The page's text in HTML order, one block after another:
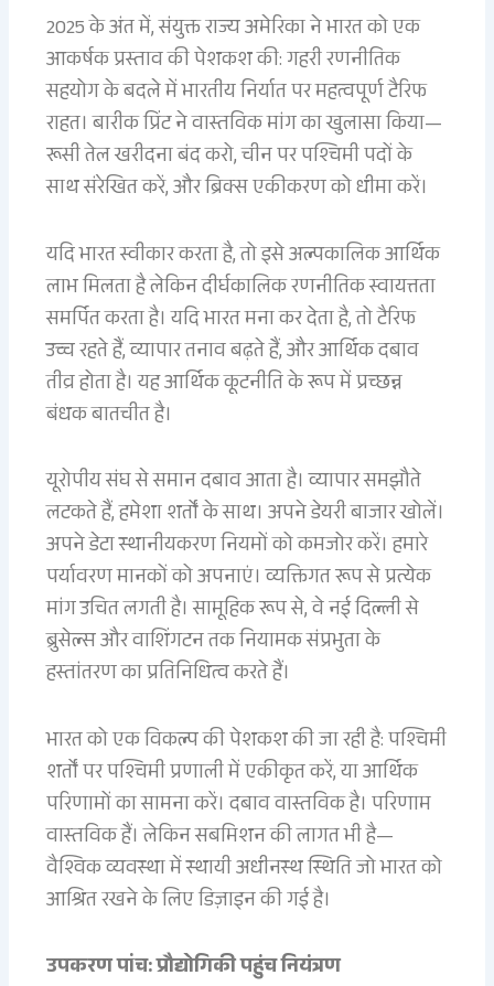
2025 के अंत में, संयुक्त राज्य अमेरिका ने भारत को एक
आकर्षक प्रस्ताव की पेशकश की: गहरी रणनीतिक
सहयोग के बदले में भारतीय निर्यात पर महत्वपूर्ण टैरिफ
राहत। बारीक प्रिंट ने वास्तविक मांग का खुलासा किया—
रूसी तेल खरीदना बंद करो, चीन पर पश्चिमी पदों के
साथ संरेखित करें, और ब्रिक्स एकीकरण को धीमा करें।
यदि भारत स्वीकार करता है, तो इसे अल्पकालिक आर्थिक
लाभ मिलता है लेकिन दीर्घकालिक रणनीतिक स्वायत्तता
समर्पित करता है। यदि भारत मना कर देता है, तो टैरिफ
उच्च रहते हैं, व्यापार तनाव बढ़ते हैं, और आर्थिक दबाव
तीव्र होता है। यह आर्थिक कूटनीति के रूप में प्रच्छन्न
बंधक बातचीत है।
यूरोपीय संघ से समान दबाव आता है। व्यापार समझौते
लटकते हैं, हमेशा शर्तों के साथ। अपने डेयरी बाजार खोलें।
अपने डेटा स्थानीयकरण नियमों को कमजोर करें। हमारे
पर्यावरण मानकों को अपनाएं। व्यक्तिगत रूप से प्रत्येक
मांग उचित लगती है। सामूहिक रूप से, वे नई दिल्ली से
ब्रुसेल्स और वाशिंगटन तक नियामक संप्रभुता के
हस्तांतरण का प्रतिनिधित्व करते हैं।
भारत को एक विकल्प की पेशकश की जा रही है: पश्चिमी
शर्तों पर पश्चिमी प्रणाली में एकीकृत करें, या आर्थिक
परिणामों का सामना करें। दबाव वास्तविक है। परिणाम
वास्तविक हैं। लेकिन सबमिशन की लागत भी है—
वैश्विक व्यवस्था में स्थायी अधीनस्थ स्थिति जो भारत को
आश्रित रखने के लिए डिज़ाइन की गई है।
उपकरण पांच: प्रौद्योगिकी पहुंच नियंत्रण